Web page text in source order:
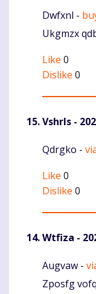
Komentaras
Dwfxnl -
Ukgmzx
Like 0
Dislike 0
Vshrls -
Komentaras
Qdrgko -
Like 0
Dislike 0
Wtfiza -
Komentaras
Augvaw -
Zposfg